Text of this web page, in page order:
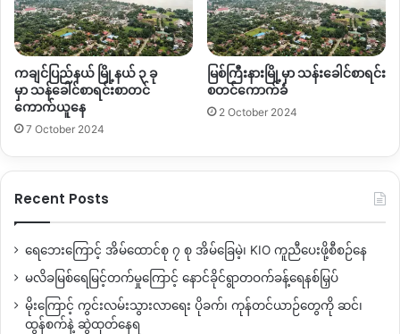
၎င်းတို့ ပေါင်းစည်းလာရန် ကချင်အမျိုးသားများအတိုင်ပင်ခံအဖွဲ့မှ
ဆက်လက် ကြိုးပမ်းသွားရန်ရှိကြောင်း သိရသည်။
ကချင်ပြည်နယ်တွင် မြို့နယ် စုစုပေါင်း(၁၈)မြို့နယ်ရှိရာ မြို့နယ်
(၁၇)မြို့နယ်တွင် KSPP ၏ ပါတီ ဆိုင်းဘုတ်များ စိုက်ထူထားနိုင်ပြီ
ဖြစ်ကြောင်း သိရသည်။
ယခု ကချင်နိုင်ငံရေးပါတီ (၄)ပါတီ ပေါင်းစည်းလာသော
ကချင်ပြည်နယ်ပြည်သူ့ပါတီ KSPP သည် ၂၀၂၀ ရွေးကောက်ပွဲတွင်
(USDP) တို့ကိုကချင်ပြည်နယ်တွင်အဓိကစိန်ခေါ်မည့်အတိုက်အခံ
ပါတီကြီးတစ်ခုဖြစ်လာသည်။
ကချင်ပြည်နယ် မြို့နယ် ၃ ခု
မှာ သန်ခေါင်စာရင်းစာတင်
ကောက်ယူနေ
7 October 2024
မြစ်ကြီးနားမြို့မှာ သန်းခေါင်စာရင်း
စတင်ကောက်ခံ
2 October 2024
Recent Posts
ရေဘေးကြောင့် အိမ်ထောင်စု ၇ စု အိမ်ခြေမဲ့၊ KIO ကူညီပေးဖို့စီစဉ်နေ
မလိခမြစ်ရေမြင့်တက်မှုကြောင့် နောင်ခိုင်ရွာတဝက်ခန့်ရေနစ်မြှပ်
မိုးကြောင့် ကွင်းလမ်းသွားလာရေး ပိုခက်၊ ကုန်တင်ယာဉ်တွေကို ဆင်၊
ထွန်စက်နဲ့ ဆွဲထုတ်နေရ